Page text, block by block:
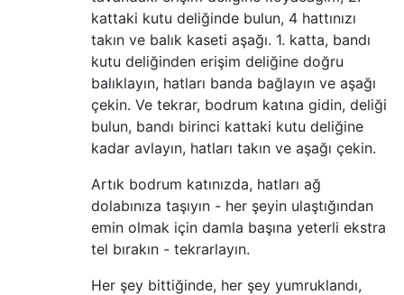
kattaki kutu deliğinde bulun, 4 hattınızı
takın ve balık kaseti aşağı. 1. katta, bandı
kutu deliğinden erişim deliğine doğru
balıklayın, hatları banda bağlayın ve aşağı
çekin. Ve tekrar, bodrum katına gidin, deliği
bulun, bandı birinci kattaki kutu deliğine
kadar avlayın, hatları takın ve aşağı çekin.
Artık bodrum katınızda, hatları ağ
dolabınıza taşıyın - her şeyin ulaştığından
emin olmak için damla başına yeterli ekstra
tel bırakın - tekrarlayın.
Her şey bittiğinde, her şey yumruklandı,